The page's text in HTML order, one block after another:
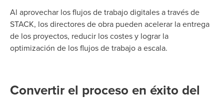
Al aprovechar los flujos de trabajo digitales a través de
STACK, los directores de obra pueden acelerar la entrega
de los proyectos, reducir los costes y lograr la
optimización de los flujos de trabajo a escala.
Convertir el proceso en éxito del